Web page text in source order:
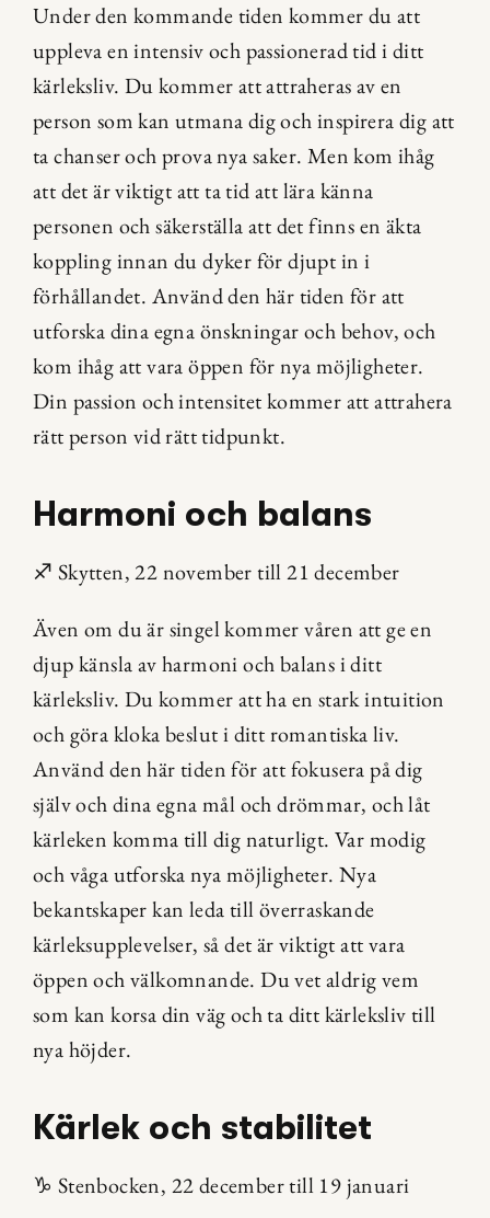
Under den kommande tiden kommer du att
uppleva en intensiv och passionerad tid i ditt
kärleksliv. Du kommer att attraheras av en
person som kan utmana dig och inspirera dig att
ta chanser och prova nya saker. Men kom ihåg
att det är viktigt att ta tid att lära känna
personen och säkerställa att det finns en äkta
koppling innan du dyker för djupt in i
förhållandet. Använd den här tiden för att
utforska dina egna önskningar och behov, och
kom ihåg att vara öppen för nya möjligheter.
Din passion och intensitet kommer att attrahera
rätt person vid rätt tidpunkt.
Harmoni och balans
♐ Skytten, 22 november till 21 december
Även om du är singel kommer våren att ge en
djup känsla av harmoni och balans i ditt
kärleksliv. Du kommer att ha en stark intuition
och göra kloka beslut i ditt romantiska liv.
Använd den här tiden för att fokusera på dig
själv och dina egna mål och drömmar, och låt
kärleken komma till dig naturligt. Var modig
och våga utforska nya möjligheter. Nya
bekantskaper kan leda till överraskande
kärleksupplevelser, så det är viktigt att vara
öppen och välkomnande. Du vet aldrig vem
som kan korsa din väg och ta ditt kärleksliv till
nya höjder.
Kärlek och stabilitet
♑ Stenbocken, 22 december till 19 januari